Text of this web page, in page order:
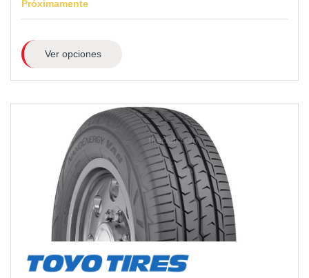
Próximamente
Ver opciones